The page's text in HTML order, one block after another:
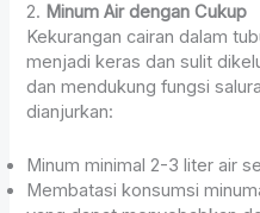
2. Minum Air dengan Cukup
Kekurangan cairan dalam
menjadi keras dan sulit
dan mendukung fungsi
dianjurkan:
Minum minimal 2-3 liter air
Membatasi konsumsi